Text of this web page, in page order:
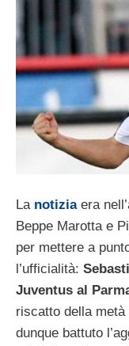
La notiziaera
Beppe Marotta e
per mettere a
l’ufficialità:
Juventus al
riscatto della metà
dunque battuto